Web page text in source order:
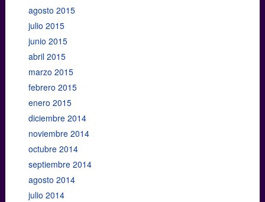
agosto 2015
julio 2015
junio 2015
abril 2015
marzo 2015
febrero 2015
enero 2015
diciembre 2014
noviembre 2014
octubre 2014
septiembre 2014
agosto 2014
julio 2014